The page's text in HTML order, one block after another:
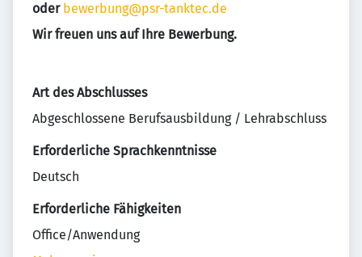
oder bewerbung@psr-tanktec.de
Wir freuen uns auf Ihre Bewerbung.
Art des Abschlusses
Abgeschlossene Berufsausbildung / Lehrabschluss
Erforderliche Sprachkenntnisse
Deutsch
Erforderliche Fähigkeiten
Office/Anwendung